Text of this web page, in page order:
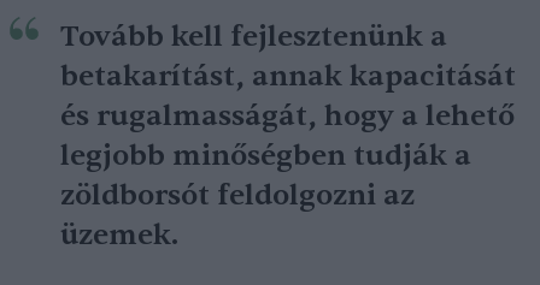
Tovább kell fejlesztenünk a
betakarítást, annak kapacitását
és rugalmasságát, hogy a lehető
legjobb minőségben tudják a
zöldborsót feldolgozni az
üzemek.